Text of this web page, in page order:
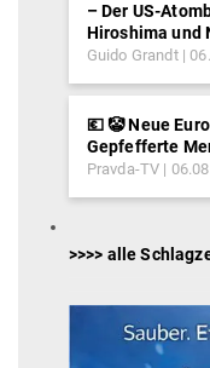
– Der US-
Hiroshima und
Guido Grandt
💶 🤡 Neue
Gepfefferte
Pravda-TV
>>>> alle